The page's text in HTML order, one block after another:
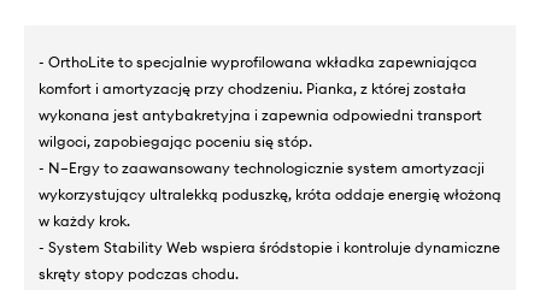
- OrthoLite to specjalnie wyprofilowana wkładka zapewniająca
komfort i amortyzację przy chodzeniu. Pianka, z której została
wykonana jest antybakretyjna i zapewnia odpowiedni transport
wilgoci, zapobiegając poceniu się stóp.
- N–Ergy to zaawansowany technologicznie system amortyzacji
wykorzystujący ultralekką poduszkę, króta oddaje energię włożoną
w każdy krok.
- System Stability Web wspiera śródstopie i kontroluje dynamiczne
skręty stopy podczas chodu.